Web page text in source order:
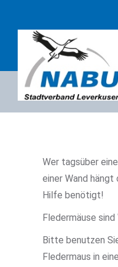
Wer tagsüber
einer Wand hängt
Hilfe benötigt!
Fledermäuse
Bitte benutzen
Fledermaus in